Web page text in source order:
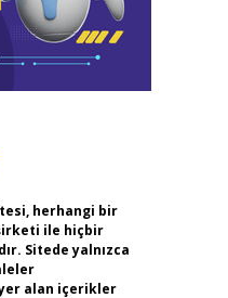
herhangi bir
ile hiçbir
Sitede yalnızca
alan içerikler